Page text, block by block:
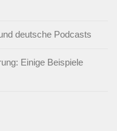
deutsche Podcasts
Einige Beispiele